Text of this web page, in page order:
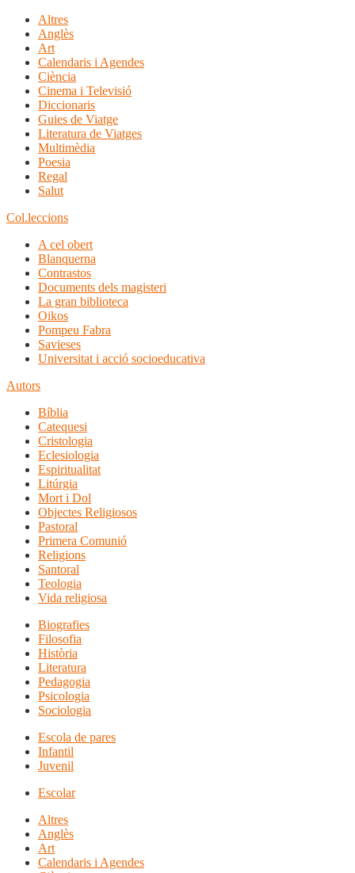
Altres
Anglès
Art
Calendaris i Agendes
Ciència
Cinema i Televisió
Diccionaris
Guies de Viatge
Literatura de Viatges
Multimèdia
Poesia
Regal
Salut
Col.leccions
A cel obert
Blanquerna
Contrastos
Documents dels magisteri
La gran biblioteca
Oikos
Pompeu Fabra
Savieses
Universitat i acció socioeducativa
Autors
Bíblia
Catequesi
Cristologia
Eclesiologia
Espiritualitat
Litúrgia
Mort i Dol
Objectes Religiosos
Pastoral
Primera Comunió
Religions
Santoral
Teologia
Vida religiosa
Biografies
Filosofia
Història
Literatura
Pedagogia
Psicologia
Sociologia
Escola de pares
Infantil
Juvenil
Escolar
Altres
Anglès
Art
Calendaris i Agendes